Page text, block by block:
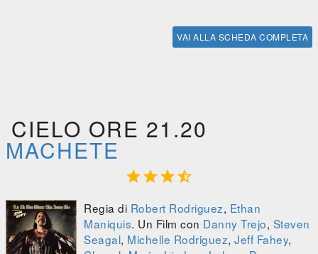
VAI ALLA SCHEDA COMPLETA
CIELO ORE 21.20
MACHETE

Regia di Robert Rodriguez, Ethan
Maniquis. Un Film con Danny Trejo, Steven
Seagal, Michelle Rodriguez, Jeff Fahey,